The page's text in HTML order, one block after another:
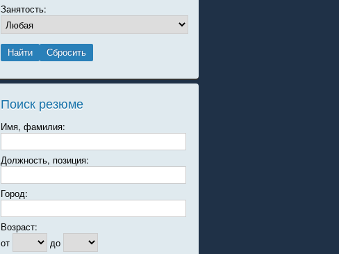
Занятость:
Поиск резюме
Имя, фамилия:
Должность, позиция:
Город:
Возраст:
от
до